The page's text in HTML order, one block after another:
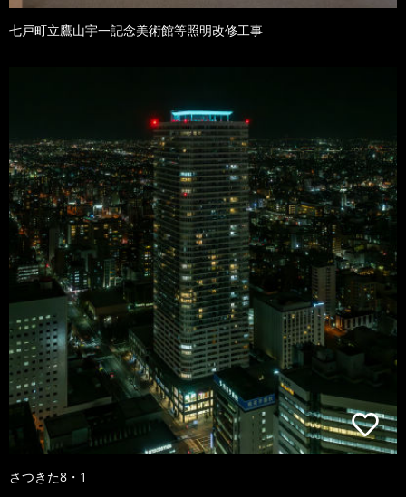
七戸町立鷹山宇一記念美術館等照明改修工事
さつきた8・1